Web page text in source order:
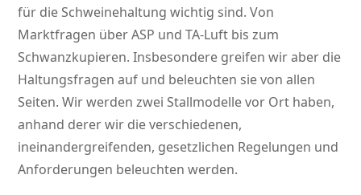
für die Schweinehaltung wichtig sind. Von
Marktfragen über ASP und TA-Luft bis zum
Schwanzkupieren. Insbesondere greifen wir aber die
Haltungsfragen auf und beleuchten sie von allen
Seiten. Wir werden zwei Stallmodelle vor Ort haben,
anhand derer wir die verschiedenen,
ineinandergreifenden, gesetzlichen Regelungen und
Anforderungen beleuchten werden.